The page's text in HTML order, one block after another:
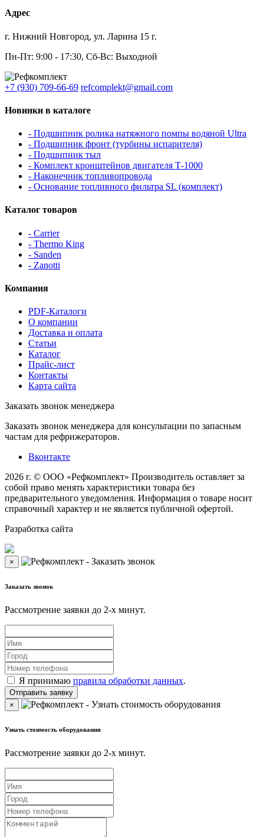
Адрес
г. Нижний Новгород, ул. Ларина 15 г.
Пн-Пт: 9:00 - 17:30, Сб-Вс: Выходной
+7 (930) 709-66-69 refcomplekt@gmail.com
Новинки в каталоге
- Подшипник ролика натяжного помпы водяной Ultra
- Подшипник фронт (турбины испарителя)
- Подшипник тыл
- Комплект кронштейнов двигателя Т-1000
- Наконечник топливопровода
- Основание топливного фильтра SL (комплект)
Каталог товаров
- Carrier
- Thermo King
- Sanden
- Zanotti
Компания
PDF-Каталоги
О компании
Доставка и оплата
Статьи
Каталог
Прайс-лист
Контакты
Карта сайта
Заказать звонок менеджера
Заказать звонок менеджера для консультации по запасным
частам для рефрижераторов.
Вконтакте
2026 г. © ООО «Рефкомплект» Производитель оставляет за
собой право менять характеристики товара без
предварительного уведомления. Информация о товаре носит
справочный характер и не является публичной офертой.
Разработка сайта
×
Заказать звонок
Рассмотрение заявки до 2-x минут.
Я принимаю правила обработки данных.
×
Узнать стоимость оборудования
Рассмотрение заявки до 2-x минут.